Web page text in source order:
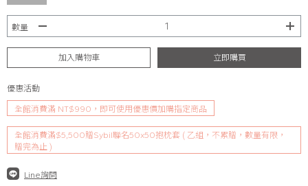
數量
加入購物車 立即購買
優惠活動
全館消費滿 NT$990，即可使用優惠價加購指定商品
全館消費滿$5,500贈Sybil聯名50x50抱枕套 ( 乙組，不累贈，數量有限，
贈完為止 )
Line詢問